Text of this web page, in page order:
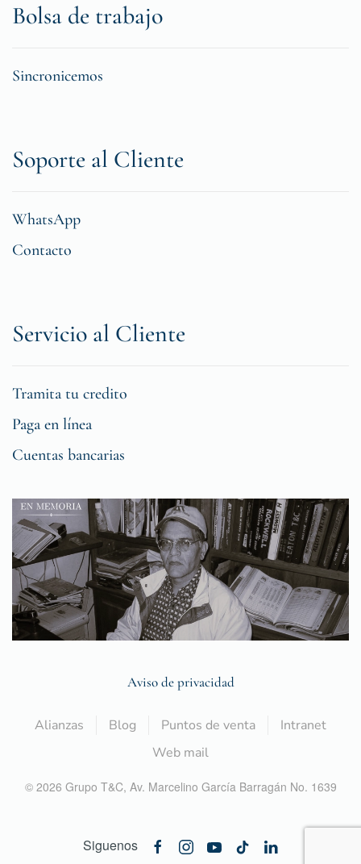
Bolsa de trabajo
Sincronicemos
Soporte al Cliente
WhatsApp
Contacto
Servicio al Cliente
Tramita tu credito
Paga en línea
Cuentas bancarias
Aviso de privacidad
Alianzas Blog Puntos de venta
Intranet
Web mail
© 2026 Grupo T&C, Av. Marcelino García Barragán No. 1639
Siguenos